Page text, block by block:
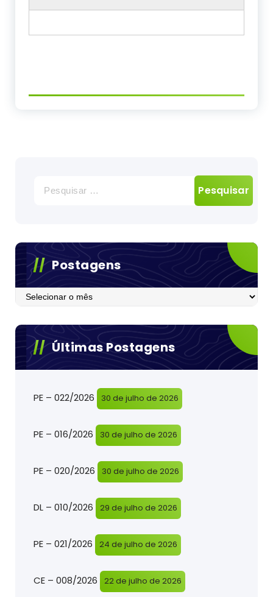
por:
Postagens
Postagens
Últimas Postagens
PE – 022/2026 30 de julho de 2026
PE – 016/2026 30 de julho de 2026
PE – 020/2026 30 de julho de 2026
DL – 010/2026 29 de julho de 2026
PE – 021/2026 24 de julho de 2026
CE – 008/2026 22 de julho de 2026